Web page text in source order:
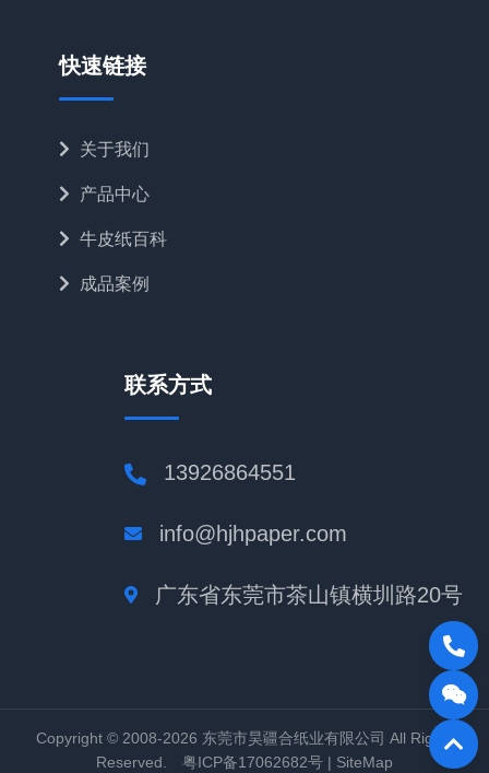
快速链接
关于我们
产品中心
牛皮纸百科
成品案例
联系方式
13926864551
info@hjhpaper.com
广东省东莞市茶山镇横圳路20号
Copyright © 2008-2026 东莞市昊疆合纸业有限公司 All Rights
Reserved. 粤ICP备17062682号 | SiteMap